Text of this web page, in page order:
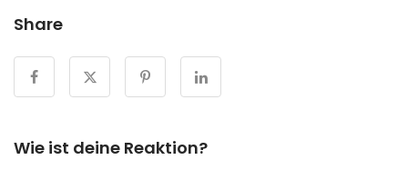
Share
Wie ist deine Reaktion?